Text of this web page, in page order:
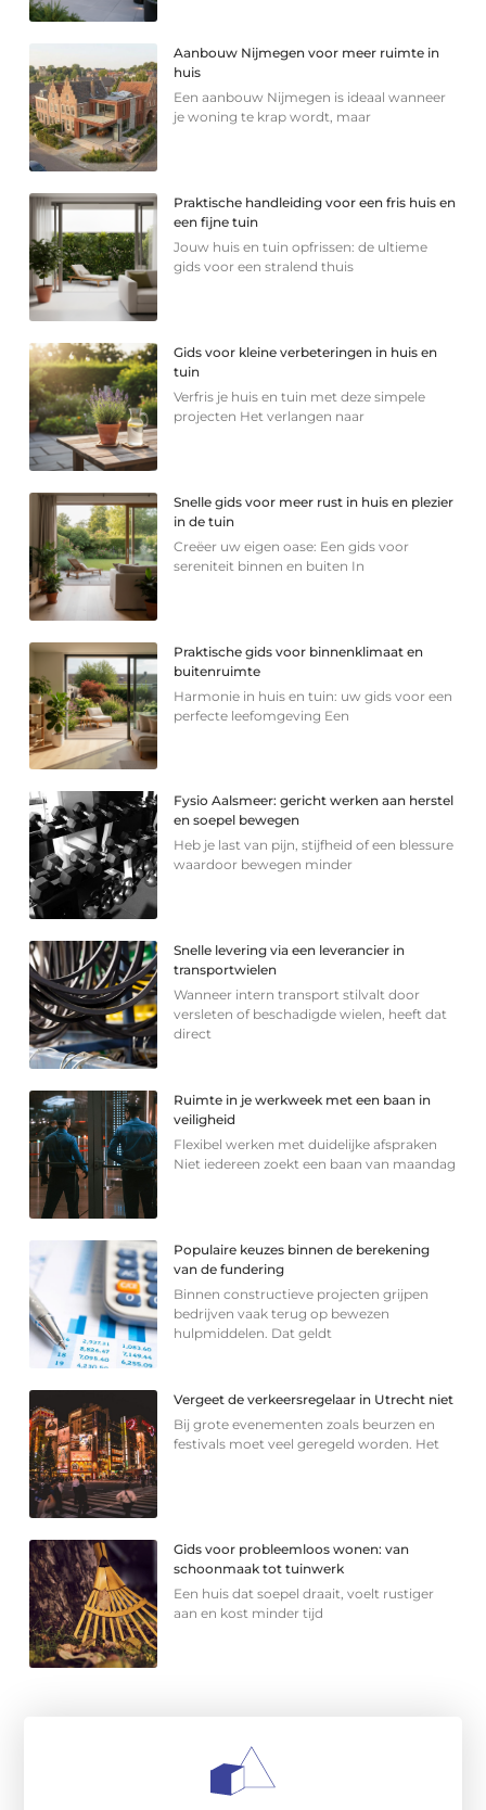
Aanbouw Nijmegen voor meer ruimte in
huis
Een aanbouw Nijmegen is ideaal wanneer
je woning te krap wordt, maar
Praktische handleiding voor een fris huis en
een fijne tuin
Jouw huis en tuin opfrissen: de ultieme
gids voor een stralend thuis
Gids voor kleine verbeteringen in huis en
tuin
Verfris je huis en tuin met deze simpele
projecten Het verlangen naar
Snelle gids voor meer rust in huis en plezier
in de tuin
Creëer uw eigen oase: Een gids voor
sereniteit binnen en buiten In
Praktische gids voor binnenklimaat en
buitenruimte
Harmonie in huis en tuin: uw gids voor een
perfecte leefomgeving Een
Fysio Aalsmeer: gericht werken aan herstel
en soepel bewegen
Heb je last van pijn, stijfheid of een blessure
waardoor bewegen minder
Snelle levering via een leverancier in
transportwielen
Wanneer intern transport stilvalt door
versleten of beschadigde wielen, heeft dat
direct
Ruimte in je werkweek met een baan in
veiligheid
Flexibel werken met duidelijke afspraken
Niet iedereen zoekt een baan van maandag
Populaire keuzes binnen de berekening
van de fundering
Binnen constructieve projecten grijpen
bedrijven vaak terug op bewezen
hulpmiddelen. Dat geldt
Vergeet de verkeersregelaar in Utrecht niet
Bij grote evenementen zoals beurzen en
festivals moet veel geregeld worden. Het
Gids voor probleemloos wonen: van
schoonmaak tot tuinwerk
Een huis dat soepel draait, voelt rustiger
aan en kost minder tijd